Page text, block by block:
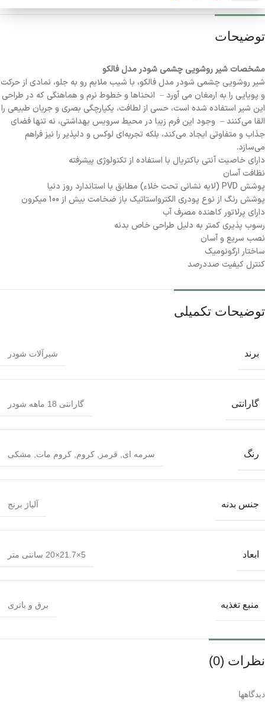
توضیحات
مشخصات شیر روشویی چشمی شودر مدل فالکو
شیر روشویی چشمی شودر مدل فالکو، با شیب ملایم رو به جلو، نمادی از حرکت
و پویایی را به ارمغان می آورد – انحناها و خطوط نرم و هماهنگی که در طراحی
این شیر استفاده شده است، حسی از لطافت، یکپارچگی بصری و جریان طبیعی را
القا می‌کنند – وجود این فرم زیبا در محیط سرویس بهداشتی، نه تنها فضای
جذاب و متفاوتی ایجاد می‌کند، بلکه تجربه‌ای لوکس و دلپذیر را نیز فراهم
می‌سازد.
داراي خاصيت آنتي باکتريال با استفاده از تکنولوژي پيشرفته
نظافت آسان
پوشش PVD (لايه نشاني تحت خلاء) مطابق با استاندارد روز دنيا
پوشش رنگ از نوع پودری الکترواستاتیک باز ضخامت بیش از 100 میکرون
دارای پرلاتور کاهنده مصرف آب
رسوب پذیری کمتر به دلیل طراحی خاص بدنه
نصب سريع و آسان
ساختار ارگونوميک
کنترل کيفيت صددرصد
توضیحات تکمیلی
برند شیرآلات شودر
گارانتی گارانتی 18 ماهه شودر
رنگ سرمه ای قرمز کروم کروم مات مشکی
جنس بدنه آلیاژ برنج
ابعاد 5×21.7×20 سانتی متر
منبع تغذیه برق و باتری
نظرات (0)
دیدگاهها